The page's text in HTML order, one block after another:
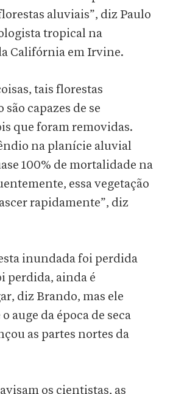
aluviais”, diz Paulo
tropical na
Califórnia em Irvine.
tais florestas
capazes de se
que foram removidas.
na planície aluvial
100% de mortalidade na
essa vegetação
rapidamente”, diz
inundada foi perdida
perdida, ainda é
diz Brando, mas ele
auge da época de seca
as partes nortes da
os cientistas, as